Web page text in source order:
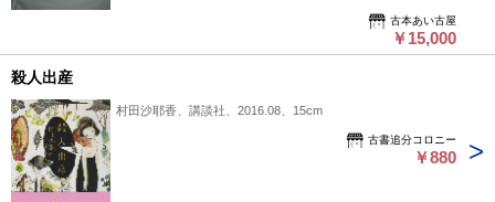
本の状態 を少しでも気にされる方へはお勧め出来ません＞
古本あい古屋
￥15,000
殺人出産
村田沙耶香、講談社、2016.08、15cm
古書追分コロニー
￥880